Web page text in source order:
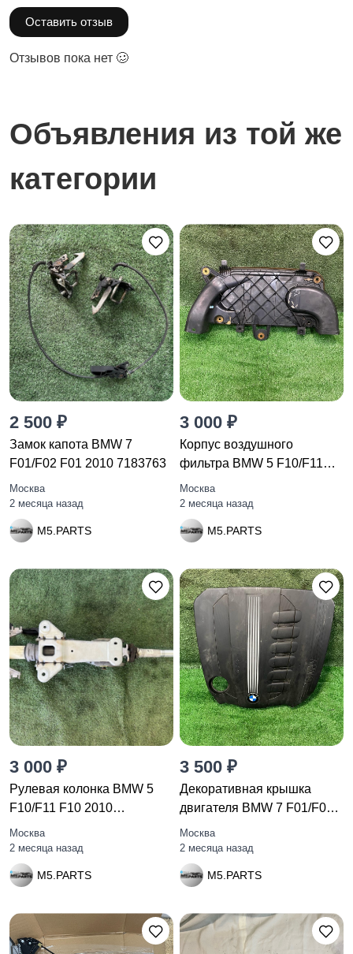
Оставить отзыв
Отзывов пока нет 🥴
Объявления из той же
категории
2 500 ₽
Замок капота BMW 7
F01/F02 F01 2010 7183763
Москва
2 месяца назад
M5.PARTS
3 000 ₽
Корпус воздушногo
фильтра BMW 5 F10/F11
F10 2010
Москва
2 месяца назад
M5.PARTS
3 000 ₽
Рулевая колонка BMW 5
F10/F11 F10 2010
32306776109
Москва
2 месяца назад
M5.PARTS
3 500 ₽
Декоративная крышка
двигателя BMW 7 F01/F02
F01
Москва
2 месяца назад
M5.PARTS